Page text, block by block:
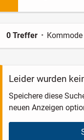
0 Treffer
Leider wurden
Speichere diese
neuen Anzeigen